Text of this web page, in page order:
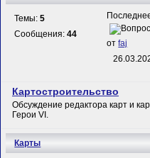
Темы:5
Сообщения:44
отfaj
Картостроительство
Обсуждение редактора карт и
Герои VI.
Карты